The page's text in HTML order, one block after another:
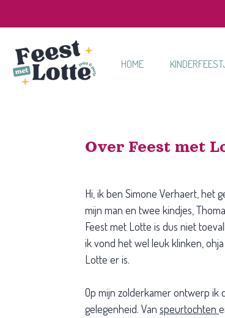
direct
naar
de
hoofdinhoud
HOME
Over Feest met
Hi, ik ben Simone Verhaert, het
mijn man en twee kindjes,
Feest met Lotte is dus niet
ik vond het wel leuk klinken,
Lotte er is.
Op mijn zolderkamer ontwerp ik
gelegenheid. Van speurtochten